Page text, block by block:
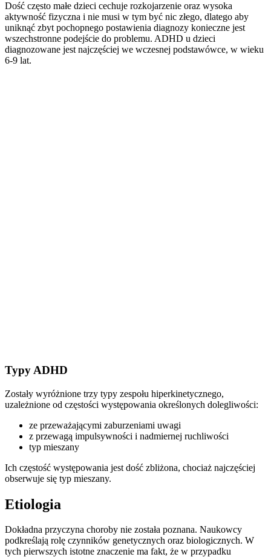
Dość często małe dzieci cechuje rozkojarzenie oraz wysoka
aktywność fizyczna i nie musi w tym być nic złego, dlatego aby
uniknąć zbyt pochopnego postawienia diagnozy konieczne jest
wszechstronne podejście do problemu. ADHD u dzieci
diagnozowane jest najczęściej we wczesnej podstawówce, w wieku
6-9 lat.
Typy ADHD
Zostały wyróżnione trzy typy zespołu hiperkinetycznego,
uzależnione od częstości występowania określonych dolegliwości:
ze przeważającymi zaburzeniami uwagi
z przewagą impulsywności i nadmiernej ruchliwości
typ mieszany
Ich częstość występowania jest dość zbliżona, chociaż najczęściej
obserwuje się typ mieszany.
Etiologia
Dokładna przyczyna choroby nie została poznana. Naukowcy
podkreślają rolę czynników genetycznych oraz biologicznych. W
tych pierwszych istotne znaczenie ma fakt, że w przypadku